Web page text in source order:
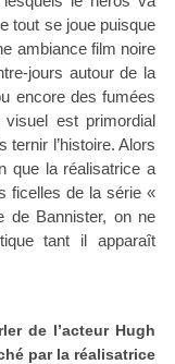
tout se joue puisque
ambiance film noire
jours autour de la
encore des fumées
est primordial
l’histoire. Alors
que la réalisatrice a
ficelles de la série «
de Bannister, on ne
tant il apparaît
de l’acteur Hugh
par la réalisatrice